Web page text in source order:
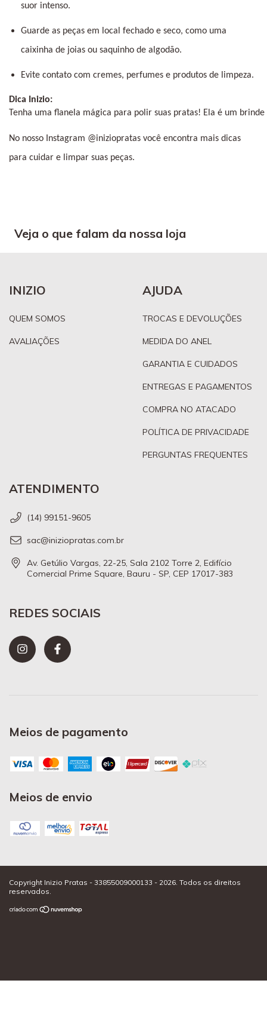
suor intenso.
Guarde as peças em local fechado e seco, como uma
caixinha de joias ou saquinho de algodão.
Evite contato com cremes, perfumes e produtos de limpeza.
Dica Inizio:
Tenha uma flanela mágica para polir suas pratas! Ela é um
No nosso Instagram @iniziopratas você encontra mais dicas
para cuidar e limpar suas peças.
Veja o que falam da nossa loja
INIZIO
QUEM SOMOS
AVALIAÇÕES
AJUDA
TROCAS E DEVOLUÇÕES
MEDIDA DO ANEL
GARANTIA E CUIDADOS
ENTREGAS E PAGAMENTOS
COMPRA NO ATACADO
POLÍTICA DE PRIVACIDADE
PERGUNTAS FREQUENTES
ATENDIMENTO
(14) 99151-9605
sac@iniziopratas.com.br
Av. Getúlio Vargas, 22-25, Sala 2102 Torre 2, Edifício
Comercial Prime Square, Bauru - SP, CEP 17017-383
REDES SOCIAIS
Meios de pagamento
Meios de envio
Copyright Inizio Pratas - 33855009000133 - 2026. Todos os direitos
reservados.